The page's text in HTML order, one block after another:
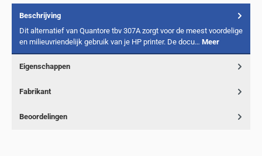
Beschrijving
Dit alternatief van Quantore tbv 307A zorgt voor de meest voordelige
en milieuvriendelijk gebruik van je HP printer. De docu… Meer
Eigenschappen
Fabrikant
Beoordelingen